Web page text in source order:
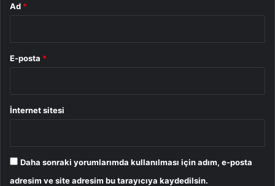
Ad *
E-posta *
İnternet sitesi
Daha sonraki yorumlarımda kullanılması için adım, e-posta
adresim ve site adresim bu tarayıcıya kaydedilsin.